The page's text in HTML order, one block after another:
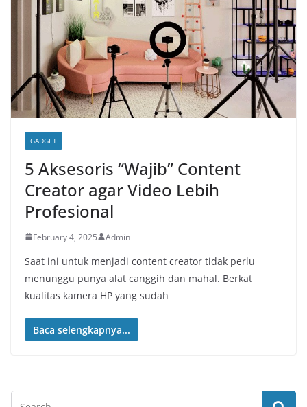
GADGET
5 Aksesoris “Wajib” Content
Creator agar Video Lebih
Profesional
February 4, 2025 Admin
Saat ini untuk menjadi content creator tidak perlu
menunggu punya alat canggih dan mahal. Berkat
kualitas kamera HP yang sudah
Baca selengkapnya...